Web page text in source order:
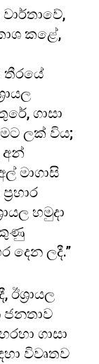
කළේ,
තීරයේ
ගාසා
ලක් විය;
අන්
මාගාසි
හමුදා
ලදී.”
ගාසා
විවෘතව